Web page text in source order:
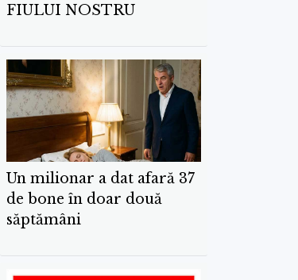
FIULUI NOSTRU
Un milionar a dat afară 37
de bone în doar două
săptămâni